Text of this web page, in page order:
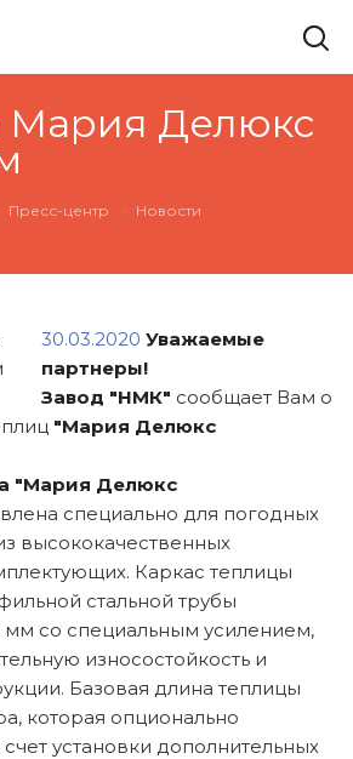
Мария Делюкс
Пресс-центр Новости
30.03.2020 Уважаемые
партнеры!
Завод "НМК" сообщает Вам о
"Мария Делюкс
"Мария Делюкс
специально для погодных
высококачественных
Каркас теплицы
стальной трубы
со специальным усилением,
износостойкость и
Базовая длина теплицы
которая опционально
установки дополнительных